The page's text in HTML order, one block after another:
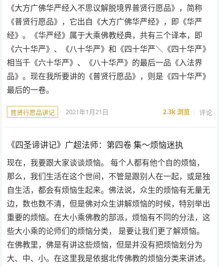
《大方广佛华严经入不思议解脱境界普贤行愿品》，简称
《普贤行愿品》，它出自《大方广佛华严经》，即《华严
经》。《华严经》属于大乘佛教经典，共有三个译本，即
《六十华严》、《八十华严》和《四十华严＼《四十华严》
相当千《六十华严》、《八十华严》的最后一品《入法界
品》。现在我所要讲的《普贤行愿品》，则是《四十华严》
最后的一卷。
普贤行愿品讲记 2021年1月21日 2.3k浏览 评论
《四圣谛讲记》广超法师：第四卷 集～烦恼迷执
现在，我要跟大家谈谈烦恼。 每个人都有他个自的烦恼，
那么，我们生活在这个世间，不管是跟别人在一起，或是独
自生活，都会有烦恼生起来。佛法说，众生的烦恼有无量无
边，数也数不清，但是佛对众生讲解烦恼的时候，特别举出
重要的烦恼。在大小乘佛教的部派，烦恼有不同的分法，这
些大小乘的论师们的烦恼分类， 是要让我们更了解烦恼。
在佛教里，佛是有讲这些烦恼，但是并没有把烦恼划分为
大、中、小。在这里我是依据北传佛教的烦恼分类来讲述。